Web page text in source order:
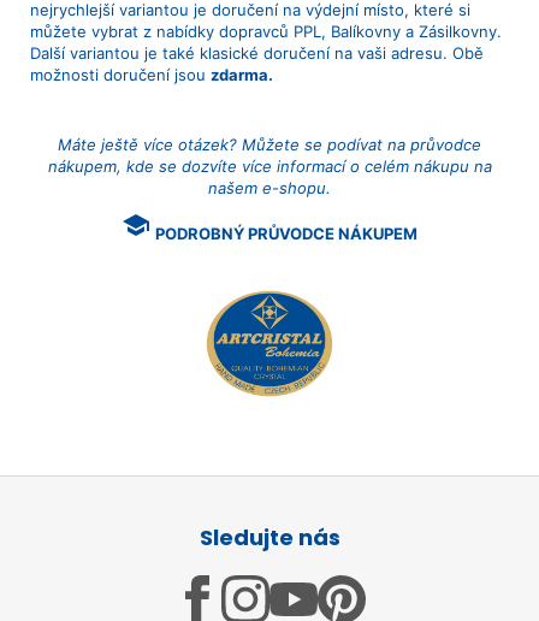
nejrychlejší variantou je doručení na výdejní místo, které si
můžete vybrat z nabídky dopravců PPL, Balíkovny a Zásilkovny.
Další variantou je také klasické doručení na vaši adresu. Obě
možnosti doručení jsou zdarma.
Máte ještě více otázek? Můžete se podívat na průvodce
nákupem, kde se dozvíte více informací o celém nákupu na
našem e-shopu.
school PODROBNÝ PRŮVODCE NÁKUPEM
Sledujte nás